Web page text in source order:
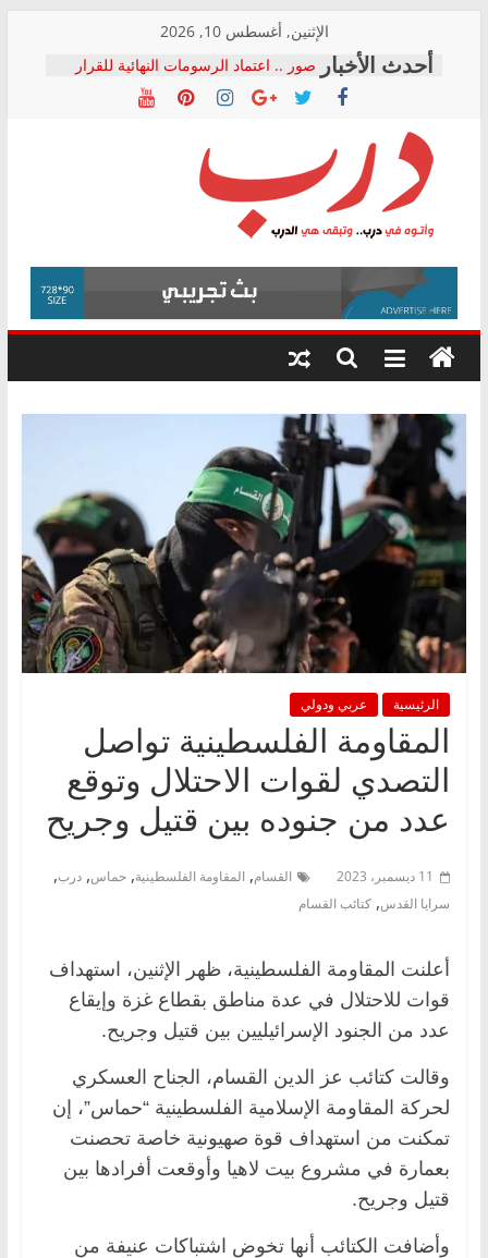
content
الإثنين, أغسطس 10, 2026
صور .. اعتماد الرسومات النهائية للقرار
الوزاري لمدينة الصحفيين.. وانتهاء أعمال
إنشاء المبنى الإداري
حرية تداول المعلومات للبرلمان خلال
الأسبوع الأخير لدور الانعقاد
نقيب الصحفيين يخاطب الوزراء
العام ضد مؤسسات تستغل المتدربين
حزب التحالف الشعبي يطلق لجنة “الحق
في الصحة” بالإسكندرية لرصد الانتهاكات
ودعم المرضى
درب
وأتوه
درب..
وتبقى
هي
الرئيسية عربي ودولي
المقاومة الفلسطينية تواصل
التصدي لقوات الاحتلال وتوقع
عدد من جنوده بين قتيل وجريح
11 ديسمبر، 2023 القسام, المقاومة الفلسطينية, حماس, درب,
سرايا القدس, كتائب القسام
أعلنت المقاومة الفلسطينية، ظهر الإثنين، استهداف
قوات للاحتلال في عدة مناطق بقطاع غزة وإيقاع
عدد من الجنود الإسرائيليين بين قتيل وجريح.
وقالت كتائب عز الدين القسام، الجناح العسكري
لحركة المقاومة الإسلامية الفلسطينية “حماس”، إن
تمكنت من استهداف قوة صهيونية خاصة تحصنت
بعمارة في مشروع بيت لاهيا وأوقعت أفرادها بين
قتيل وجريح.
وأضافت الكتائب أنها تخوض اشتباكات عنيفة من